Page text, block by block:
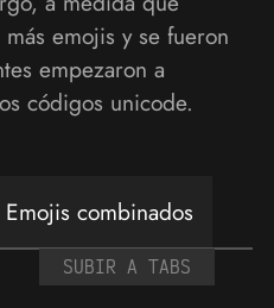
emojis y se fueron
empezaron a
códigos unicode.
Emojis combinados
SUBIR A TABS